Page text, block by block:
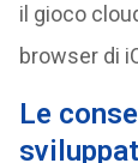
il gioco
browser di
Le